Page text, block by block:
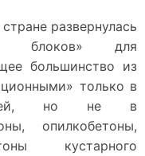
развернулась
блоков» для
большинство из
только в
но не в
опилкобетоны,
кустарного